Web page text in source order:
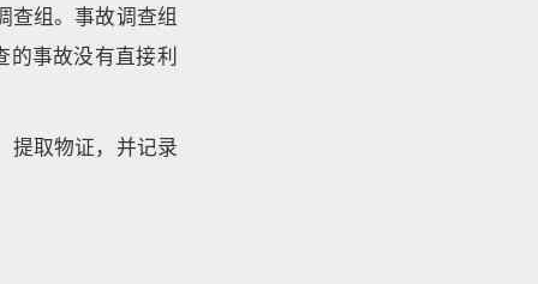
查组。事故调查组
的事故没有直接利
提取物证，并记录